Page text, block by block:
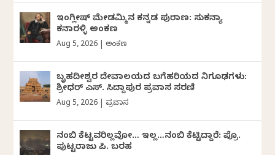
ಇಂಗ್ಲೀಷ್ ಮೇಡಮ್ಮಿನ ಕನ್ನಡ ಪುರಾಣ: ಸುಕನ್ಯಾ
ಕನಾರಳ್ಳಿ ಅಂಕಣ
Aug 5, 2026 ಅಂಕಣ
ಬೃಹದೀಶ್ವರ ದೇವಾಲಯದ ಬಗೆಹರಿಯದ ನಿಗೂಢಗಳು:
ಶ್ರೀಧರ್‌ ಎಸ್.‌ ಸಿದ್ದಾಪುರ ಪ್ರವಾಸ ಸರಣಿ
Aug 5, 2026 ಪ್ರವಾಸ
ನಂಬಿ ಕೆಟ್ಟವರಿಲ್ಲವೋ… ಇಲ್ಲ…ನಂಬಿ ಕೆಟ್ಟಿದ್ದಾರೆ: ಪ್ರೊ.
ಪುಟ್ಟರಾಜು ಪಿ. ಬರಹ